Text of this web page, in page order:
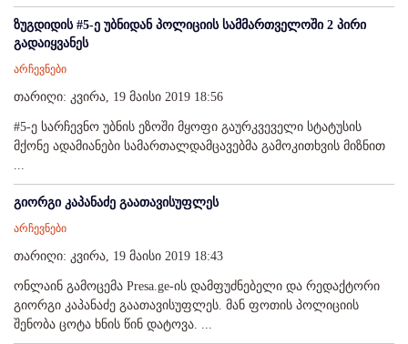
ზუგდიდის #5-ე უბნიდან პოლიციის სამმართველოში 2 პირი
გადაიყვანეს
არჩევნები
თარიღი: კვირა, 19 მაისი 2019 18:56
#5-ე სარჩევნო უბნის ეზოში მყოფი გაურკვეველი სტატუსის
მქონე ადამიანები სამართალდამცავებმა გამოკითხვის მიზნით
...
გიორგი კაპანაძე გაათავისუფლეს
არჩევნები
თარიღი: კვირა, 19 მაისი 2019 18:43
ონლაინ გამოცემა Presa.ge-ის დამფუძნებელი და რედაქტორი
გიორგი კაპანაძე გაათავისუფლეს. მან ფოთის პოლიციის
შენობა ცოტა ხნის წინ დატოვა. ...